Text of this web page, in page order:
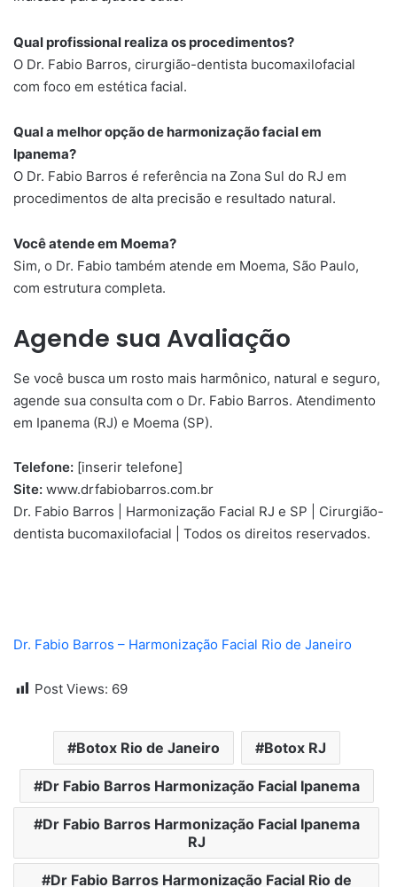
Qual profissional realiza os procedimentos?
O Dr. Fabio Barros, cirurgião-dentista bucomaxilofacial
com foco em estética facial.
Qual a melhor opção de harmonização facial em
Ipanema?
O Dr. Fabio Barros é referência na Zona Sul do RJ em
procedimentos de alta precisão e resultado natural.
Você atende em Moema?
Sim, o Dr. Fabio também atende em Moema, São Paulo,
com estrutura completa.
Agende sua Avaliação
Se você busca um rosto mais harmônico, natural e seguro,
agende sua consulta com o Dr. Fabio Barros. Atendimento
em Ipanema (RJ) e Moema (SP).
Telefone: [inserir telefone]
Site: www.drfabiobarros.com.br
Dr. Fabio Barros | Harmonização Facial RJ e SP | Cirurgião-
dentista bucomaxilofacial | Todos os direitos reservados.
Dr. Fabio Barros – Harmonização Facial Rio de Janeiro
Post Views: 69
Botox Rio de Janeiro Botox RJ
Dr Fabio Barros Harmonização Facial Ipanema
Dr Fabio Barros Harmonização Facial Ipanema
RJ
Dr Fabio Barros Harmonização Facial Rio de